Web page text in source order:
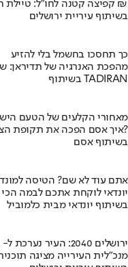
קפיצה קטנה לחו"ל: טיילת חדשה, מיצגי אמנות, וכיכרות משופצות בהשקעה של 100 מיליון ₪
בשיתוף עיריית ירושלים
כך תחסכו בחשמל בלי להזיע
מהפכת האנרגיה של תדיראן:
בשיתוף TADIRAN
מאחורי הקלעים של הטעם
איך אסם הפכה את תקופת הצנע והמחסור הקשה של שנות ה-40 למותג לאומי?
בשיתוף אסם
אתם עוד לא שם? הטיסה
יונדאי לוקחת אתכם לבמה הכי
בשיתוף יונדאי מבית כלמוביל
ירושלים 2040: העיר נערכת ל- 1.5 מליון תושבים
מנכ"לית העירייה מציגה